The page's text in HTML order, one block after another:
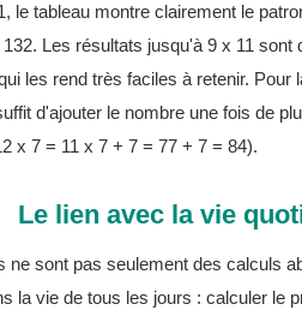
le tableau montre clairement le
Les résultats jusqu'à 9 x 11 sont
les rend très faciles à retenir. Pour
d'ajouter le nombre une fois de
x 7 = 11 x 7 + 7 = 77 + 7 = 84).
Le lien avec la vie
ne sont pas seulement des calculs
la vie de tous les jours : calculer le